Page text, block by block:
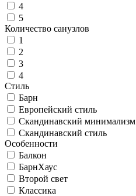
4
5
Количество санузлов
1
2
3
4
Стиль
Барн
Европейский стиль
Скандинавский минимализм
Скандинавский стиль
Особенности
Балкон
БарнХаус
Второй свет
Классика